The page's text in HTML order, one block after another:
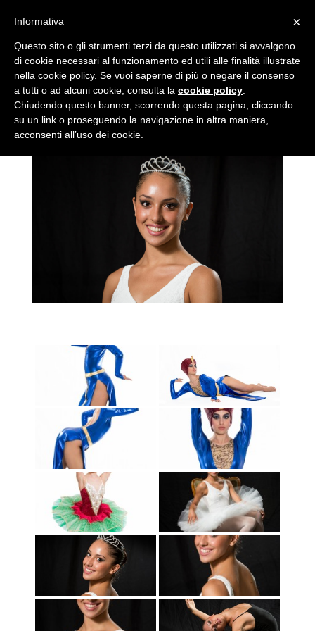
MARIA SOLE DI
BELARDINO
×
Informativa
Questo sito o gli strumenti terzi da questo utilizzati si avvalgono
di cookie necessari al funzionamento ed utili alle finalità illustrate
nella cookie policy. Se vuoi saperne di più o negare il consenso
a tutti o ad alcuni cookie, consulta la cookie policy
Chiudendo questo banner, scorrendo questa pagina, cliccando
su un link o proseguendo la navigazione in altra maniera,
acconsenti all’uso dei cookie.